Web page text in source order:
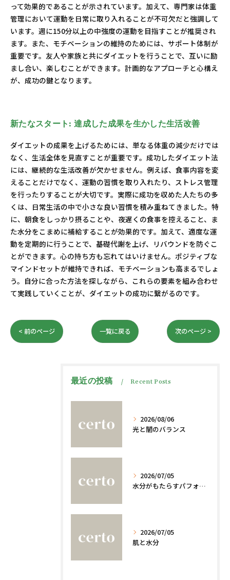
って効果的であることが示されています。加えて、専門家は体重
管理において運動を日常に取り入れることが不可欠だと強調して
います。週に150分以上の中強度の運動を目指すことが推奨され
ます。また、モチベーションの維持のためには、サポート体制が
重要です。友人や家族と共にダイエットを行うことで、互いに励
まし合い、楽しむことができます。計画的なアプローチと心構え
が、成功の鍵となります。
新たなスタート: 達成した成果を生かした生活改善
ダイエットの成果を上げるためには、単なる体重の減少だけでは
なく、生活全体を見直すことが重要です。成功したダイエット法
には、継続的な生活改善が欠かせません。例えば、食事内容を変
えることだけでなく、運動の習慣を取り入れたり、ストレス管理
を行ったりすることが大切です。実際に成功を収めた人たちの多
くは、日常生活の中で小さな良い習慣を積み重ねてきました。特
に、朝食をしっかり摂ることや、夜遅くの食事を控えること、ま
た水分をこまめに補給することが効果的です。加えて、適度な運
動を定期的に行うことで、基礎代謝を上げ、リバウンドを防ぐこ
とができます。心の持ち方も忘れてはいけません。ポジティブな
マインドセットが維持できれば、モチベーションも高まるでしょ
う。自分に合った方法を探しながら、これらの要素を組み合わせ
て実践していくことが、ダイエットの成功に繋がるのです。
< 前のページ 一覧に戻る 次のページ >
最近の投稿 Recent Posts
2026/08/06
光と闇のバランス
2026/07/05
水分がもたらすパフォーマンスへの影響
2026/07/05
肌と水分